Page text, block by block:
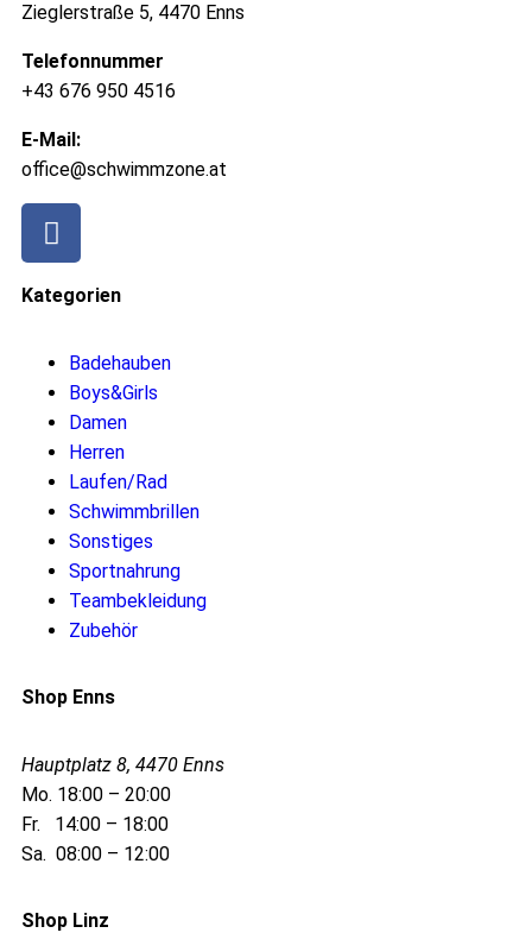
Zieglerstraße 5, 4470 Enns
Telefonnummer
+43 676 950 4516
E-Mail:
office@schwimmzone.at
Kategorien
Badehauben
Boys&Girls
Damen
Herren
Laufen/Rad
Schwimmbrillen
Sonstiges
Sportnahrung
Teambekleidung
Zubehör
Shop Enns
Hauptplatz 8, 4470 Enns
Mo. 18:00 – 20:00
Fr. 14:00 – 18:00
Sa. 08:00 – 12:00
Shop Linz